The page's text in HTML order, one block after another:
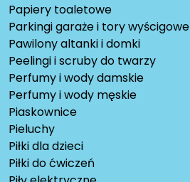
Papiery toaletowe
Parkingi garaże i tory wyścigowe
Pawilony altanki i domki
Peelingi i scruby do twarzy
Perfumy i wody damskie
Perfumy i wody męskie
Piaskownice
Pieluchy
Piłki dla dzieci
Piłki do ćwiczeń